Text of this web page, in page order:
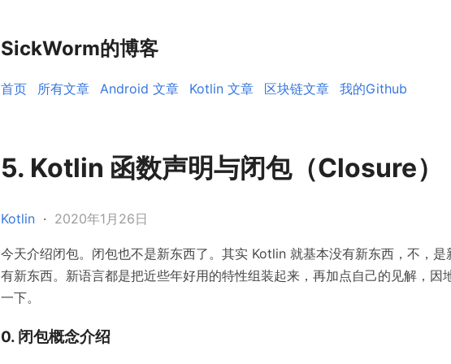
SickWorm的博客
首页 所有文章 Android 文章 Kotlin 文章 区块链文章 我的Github
5. Kotlin 函数声明与闭包（Closure）
Kotlin · 2020年1月26日
今天介绍闭包。闭包也不是新东西了。其实 Kotlin 就基本没有新东西，不，是
有新东西。新语言都是把近些年好用的特性组装起来，再加点自己的见解，因
一下。
0. 闭包概念介绍